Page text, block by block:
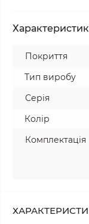
Покриття
Тип виробу
Серія
Колір
Комплектація